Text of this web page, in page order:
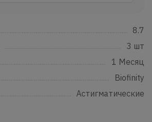
8.7
3 шт
1 Месяц
Biofinity
Астигматические